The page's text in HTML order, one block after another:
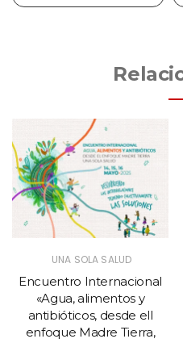
UNA SOLA SALUD
Encuentro Internacional
«Agua, alimentos y
antibióticos, desde ell
enfoque Madre Tierra,